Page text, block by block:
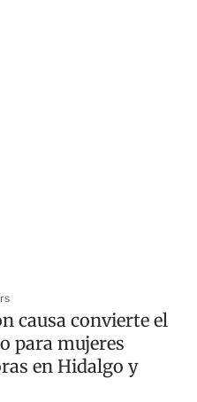
causa convierte el
para mujeres
en Hidalgo y